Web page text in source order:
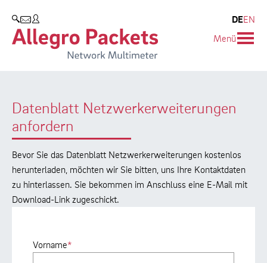
SUCHEN
DEEN
Menü
Datenblatt Netzwerkerweiterungen
anfordern
Bevor Sie das Datenblatt Netzwerkerweiterungen kostenlos
herunterladen, möchten wir Sie bitten, uns Ihre Kontaktdaten
zu hinterlassen. Sie bekommen im Anschluss eine E-Mail mit
Download-Link zugeschickt.
Vorname*
Allegro Network Multimeter
Produktübersicht
Use Cases
Whitepaper
Case Studies
Videos
Support
Training
Unternehmen
Partner
Umweltschutz
Forschung und Lehre
Karriere
Blog
Presse